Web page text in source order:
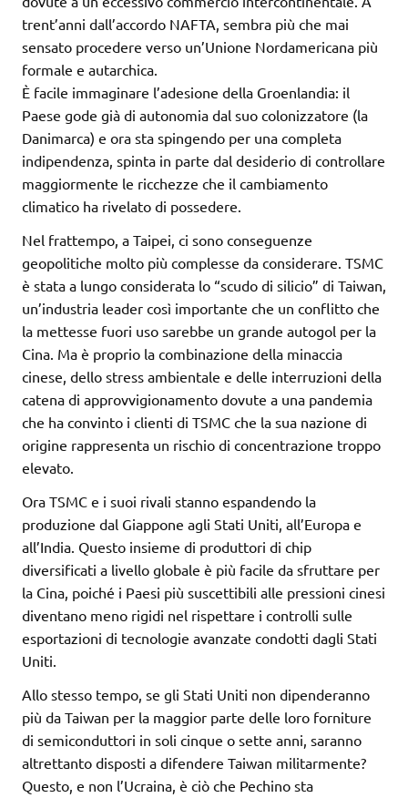
trent’anni dall’accordo NAFTA, sembra più che mai
sensato procedere verso un’Unione Nordamericana più
formale e autarchica.
È facile immaginare l’adesione della Groenlandia: il
Paese gode già di autonomia dal suo colonizzatore (la
Danimarca) e ora sta spingendo per una completa
indipendenza, spinta in parte dal desiderio di controllare
maggiormente le ricchezze che il cambiamento
climatico ha rivelato di possedere.
Nel frattempo, a Taipei, ci sono conseguenze
geopolitiche molto più complesse da considerare. TSMC
è stata a lungo considerata lo “scudo di silicio” di Taiwan,
un’industria leader così importante che un conflitto che
la mettesse fuori uso sarebbe un grande autogol per la
Cina. Ma è proprio la combinazione della minaccia
cinese, dello stress ambientale e delle interruzioni della
catena di approvvigionamento dovute a una pandemia
che ha convinto i clienti di TSMC che la sua nazione di
origine rappresenta un rischio di concentrazione troppo
elevato.
Ora TSMC e i suoi rivali stanno espandendo la
produzione dal Giappone agli Stati Uniti, all’Europa e
all’India. Questo insieme di produttori di chip
diversificati a livello globale è più facile da sfruttare per
la Cina, poiché i Paesi più suscettibili alle pressioni cinesi
diventano meno rigidi nel rispettare i controlli sulle
esportazioni di tecnologie avanzate condotti dagli Stati
Uniti.
Allo stesso tempo, se gli Stati Uniti non dipenderanno
più da Taiwan per la maggior parte delle loro forniture
di semiconduttori in soli cinque o sette anni, saranno
altrettanto disposti a difendere Taiwan militarmente?
Questo, e non l’Ucraina, è ciò che Pechino sta